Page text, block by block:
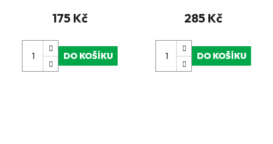
175 Kč
DO KOŠÍKU
285 Kč
DO KOŠÍKU